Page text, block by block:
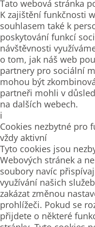
Tato webová stránka
K zajištění funkčnosti
souhlasem také k
poskytování funkcí
návštěvnosti
o tom, jak náš web
partnery pro sociální
mohou být
partneři mohli v
na dalších webech.
i
Cookies nezbytné pro
vždy aktivní
Tyto cookies jsou
Webových stránek a
soubory navíc
využívání našich
zakázat změnou
prohlížeči. Pokud se
přijdete o některé